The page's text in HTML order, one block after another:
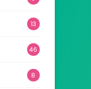
13
46
8